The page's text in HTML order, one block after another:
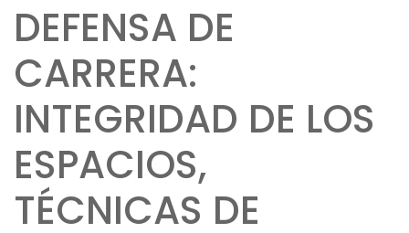
DEFENSA DE
CARRERA:
INTEGRIDAD DE LOS
ESPACIOS,
TÉCNICAS DE